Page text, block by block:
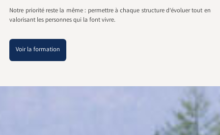
Notre priorité reste la même : permettre à chaque structure d’évoluer tout en
valorisant les personnes qui la font vivre.
Voir la formation